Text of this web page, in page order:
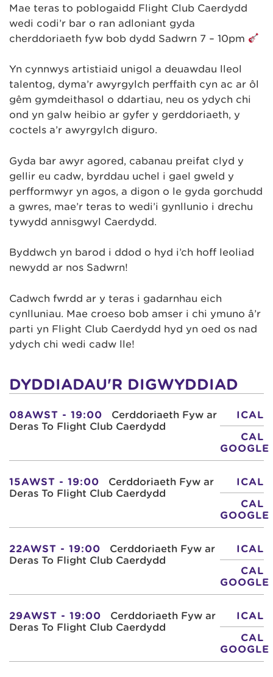
Mae teras to poblogaidd Flight Club Caerdydd
wedi codi’r bar o ran adloniant gyda
cherddoriaeth fyw bob dydd Sadwrn 7 – 10pm
Yn cynnwys artistiaid unigol a deuawdau lleol
talentog, dyma’r awyrgylch perffaith cyn ac ar ôl
gêm gymdeithasol o ddartiau, neu os ydych chi
ond yn galw heibio ar gyfer y gerddoriaeth, y
coctels a’r awyrgylch diguro.
Gyda bar awyr agored, cabanau preifat clyd y
gellir eu cadw, byrddau uchel i gael gweld y
perfformwyr yn agos, a digon o le gyda gorchudd
a gwres, mae’r teras to wedi’i gynllunio i drechu
tywydd annisgwyl Caerdydd.
Byddwch yn barod i ddod o hyd i’ch hoff leoliad
newydd ar nos Sadwrn!
Cadwch fwrdd ar y teras i gadarnhau eich
cynlluniau. Mae croeso bob amser i chi ymuno â’r
parti yn Flight Club Caerdydd hyd yn oed os nad
ydych chi wedi cadw lle!
DYDDIADAU'R DIGWYDDIAD
08AWST - 19:00
Cerddoriaeth Fyw ar
Deras To Flight Club Caerdydd
ICAL
CAL
GOOGLE
15AWST - 19:00
Cerddoriaeth Fyw ar
Deras To Flight Club Caerdydd
ICAL
CAL
GOOGLE
22AWST - 19:00
Cerddoriaeth Fyw ar
Deras To Flight Club Caerdydd
ICAL
CAL
GOOGLE
29AWST - 19:00
Cerddoriaeth Fyw ar
Deras To Flight Club Caerdydd
ICAL
CAL
GOOGLE